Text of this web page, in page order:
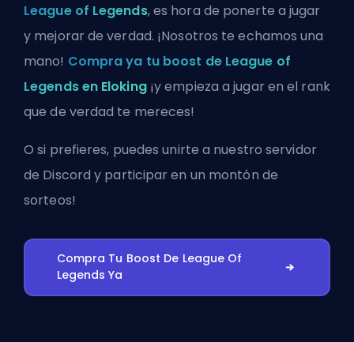
League of Legends, es hora de ponerte a jugar
y mejorar de verdad. ¡Nosotros te echamos una
mano! Compra ya tu boost de League of
Legends en Eloking¡y empieza a jugar en el rank
que de verdad te mereces!
O si prefieres, puedesunirte a nuestro servidor
de Discord y participar en un montón de
sorteos!
Compra Tu Boost De League Of
Legends Ya